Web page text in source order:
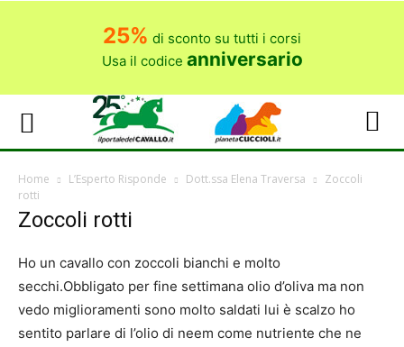
25% di sconto su tutti i corsi
Usa il codice anniversario
Home L’Esperto Risponde Dott.ssa Elena Traversa
Zoccoli
rotti
Zoccoli rotti
Ho un cavallo con zoccoli bianchi e molto
secchi.Obbligato per fine settimana olio d’oliva ma non
vedo miglioramenti sono molto saldati lui è scalzo ho
sentito parlare di l’olio di neem come nutriente che ne